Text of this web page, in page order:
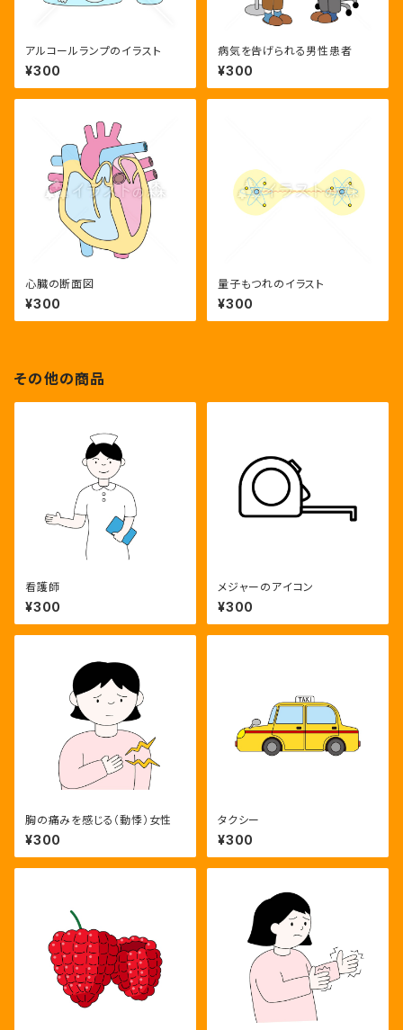
アルコールランプのイラスト
¥300
病気を告げられる男性患者
¥300
心臓の断面図
¥300
量子もつれのイラスト
¥300
その他の商品
看護師
¥300
メジャーのアイコン
¥300
胸の痛みを感じる（動悸）女性
¥300
タクシー
¥300